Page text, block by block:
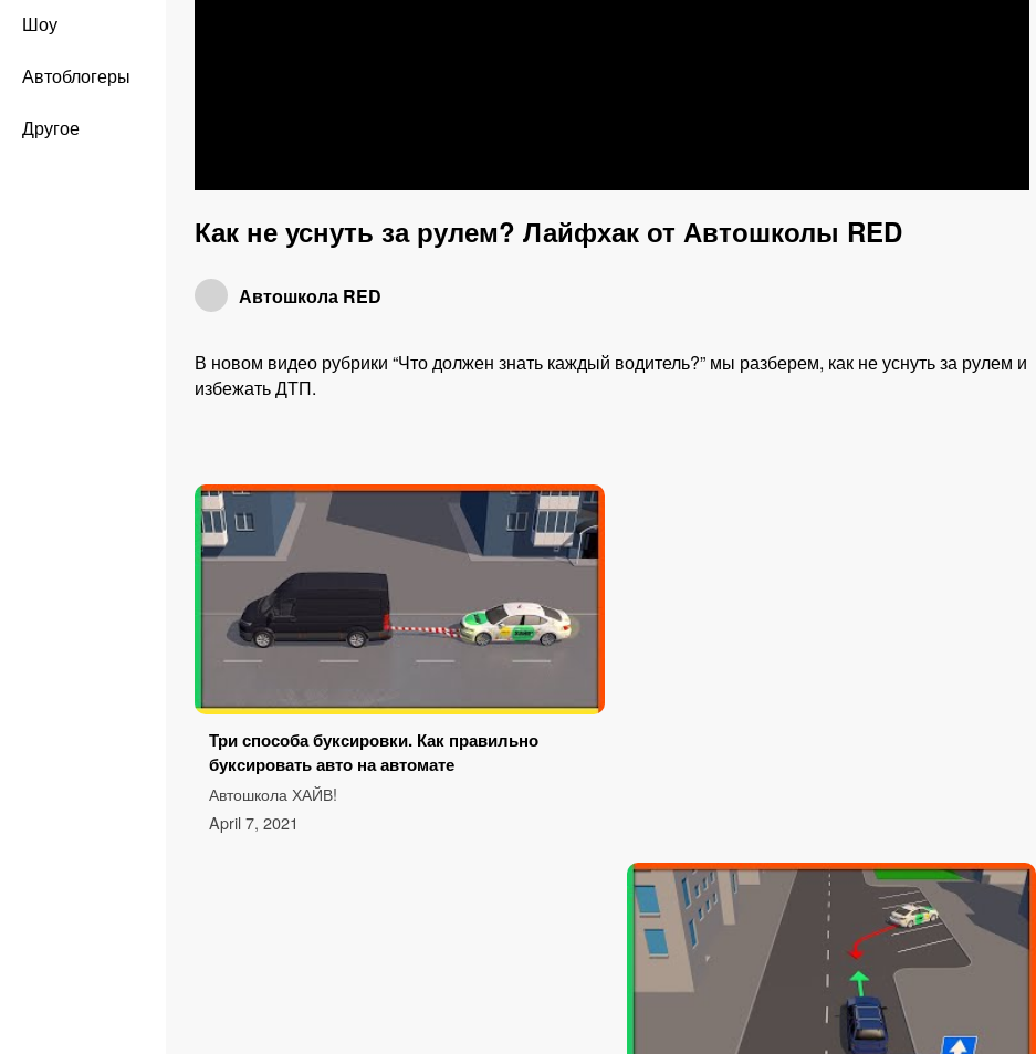
Шоу
Автоблогеры
Другое
Как не уснуть за рулем? Лайфхак от Автошколы RED
Автошкола RED
В новом видео рубрики “Что должен знать каждый водитель?” мы разберем, как не уснуть за рулем и
избежать ДТП.
Три способа буксировки. Как правильно
буксировать авто на автомате
Автошкола ХАЙВ!
April 7, 2021